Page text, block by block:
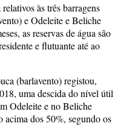
às três barragens
e Odeleite e Beliche
as reservas de água são
e flutuante até ao
(barlavento) registou,
uma descida do nível útil
Odeleite e no Beliche
acima dos 50%, segundo os